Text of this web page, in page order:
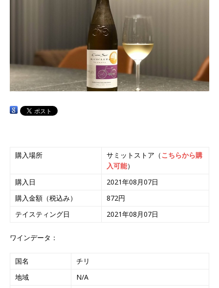
購入場所 サミットストア（こちらから購
入可能）
購入日
2021年08月07日
購入金額（税込み）
872円
テイスティング日
2021年08月07日
ワインデータ：
国名
チリ
地域
N/A